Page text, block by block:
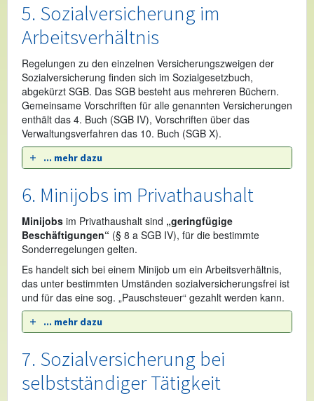
5. Sozialversicherung im
Arbeitsverhältnis
Regelungen zu den einzelnen Versicherungszweigen der
Sozialversicherung finden sich im Sozialgesetzbuch,
abgekürzt SGB. Das SGB besteht aus mehreren Büchern.
Gemeinsame Vorschriften für alle genannten Versicherungen
enthält das 4. Buch (SGB IV), Vorschriften über das
Verwaltungsverfahren das 10. Buch (SGB X).
... mehr dazu
6. Minijobs im Privathaushalt
Minijobs im Privathaushalt sind „geringfügige
Beschäftigungen“ (§ 8 a SGB IV), für die bestimmte
Sonderregelungen gelten.
Es handelt sich bei einem Minijob um ein Arbeitsverhältnis,
das unter bestimmten Umständen sozialversicherungsfrei ist
und für das eine sog. „Pauschsteuer“ gezahlt werden kann.
... mehr dazu
7. Sozialversicherung bei
selbstständiger Tätigkeit